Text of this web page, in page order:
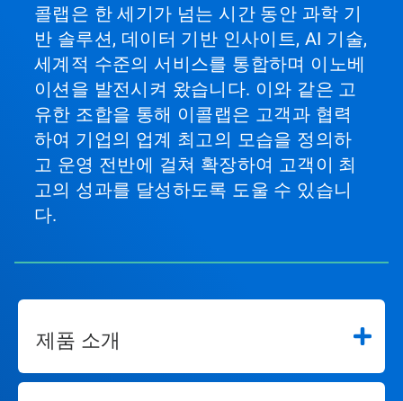
콜랩은 한 세기가 넘는 시간 동안 과학 기
반 솔루션, 데이터 기반 인사이트, AI 기술,
세계적 수준의 서비스를 통합하며 이노베
이션을 발전시켜 왔습니다. 이와 같은 고
유한 조합을 통해 이콜랩은 고객과 협력
하여 기업의 업계 최고의 모습을 정의하
고 운영 전반에 걸쳐 확장하여 고객이 최
고의 성과를 달성하도록 도울 수 있습니
다.
제품 소개